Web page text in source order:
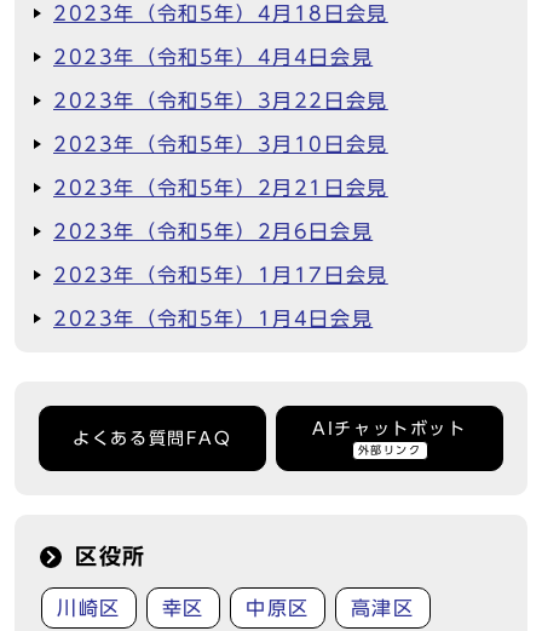
2023年（令和5年）4月18日会見
2023年（令和5年）4月4日会見
2023年（令和5年）3月22日会見
2023年（令和5年）3月10日会見
2023年（令和5年）2月21日会見
2023年（令和5年）2月6日会見
2023年（令和5年）1月17日会見
2023年（令和5年）1月4日会見
よくある質問FAQ
AIチャットボット
外部リンク
区役所
川崎区 幸区 中原区 高津区